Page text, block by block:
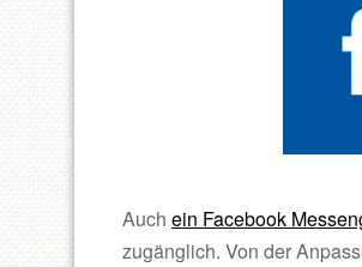
Auch ein Facebook
zugänglich. Von der